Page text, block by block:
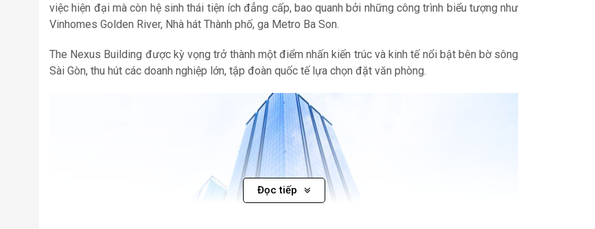
việc hiện đại mà còn hệ sinh thái tiện ích đẳng cấp, bao quanh bởi những công trình biểu tượng như
Vinhomes Golden River, Nhà hát Thành phố, ga Metro Ba Son.
The Nexus Building được kỳ vọng trở thành một điểm nhấn kiến trúc và kinh tế nổi bật bên bờ sông
Sài Gòn, thu hút các doanh nghiệp lớn, tập đoàn quốc tế lựa chọn đặt văn phòng.
Đọc tiếp